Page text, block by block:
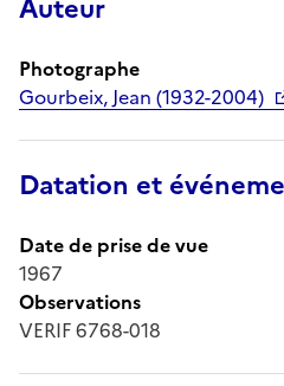
Auteur
Photographe
Gourbeix, Jean (1932-2004)
Datation et
Date de prise de vue
1967
Observations
VERIF 6768-018